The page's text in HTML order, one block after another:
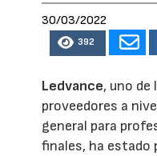
30/03/2022
392
Ledvance, uno de
proveedores a
general para
finales, ha estado